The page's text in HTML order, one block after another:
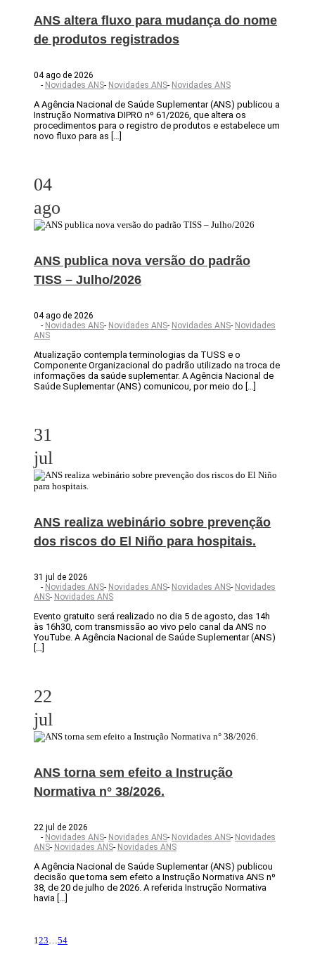
ANS altera fluxo para mudança do nome
de produtos registrados
04 ago de 2026
- Novidades ANS- Novidades ANS- Novidades ANS
A Agência Nacional de Saúde Suplementar (ANS) publicou a
Instrução Normativa DIPRO nº 61/2026, que altera os
procedimentos para o registro de produtos e estabelece um
novo fluxo para as […]
04
ago
ANS publica nova versão do padrão
TISS – Julho/2026
04 ago de 2026
- Novidades ANS- Novidades ANS- Novidades ANS- Novidades
ANS
Atualização contempla terminologias da TUSS e o
Componente Organizacional do padrão utilizado na troca de
informações da saúde suplementar. A Agência Nacional de
Saúde Suplementar (ANS) comunicou, por meio do […]
31
jul
ANS realiza webinário sobre prevenção
dos riscos do El Niño para hospitais.
31 jul de 2026
- Novidades ANS- Novidades ANS- Novidades ANS- Novidades
ANS- Novidades ANS
Evento gratuito será realizado no dia 5 de agosto, das 14h
às 16h30, com transmissão ao vivo pelo canal da ANS no
YouTube. A Agência Nacional de Saúde Suplementar (ANS)
22
jul
ANS torna sem efeito a Instrução
Normativa n° 38/2026.
22 jul de 2026
- Novidades ANS- Novidades ANS- Novidades ANS- Novidades
ANS- Novidades ANS- Novidades ANS
A Agência Nacional de Saúde Suplementar (ANS) publicou
decisão que torna sem efeito a Instrução Normativa ANS nº
38, de 20 de julho de 2026. A referida Instrução Normativa
havia […]
123…54